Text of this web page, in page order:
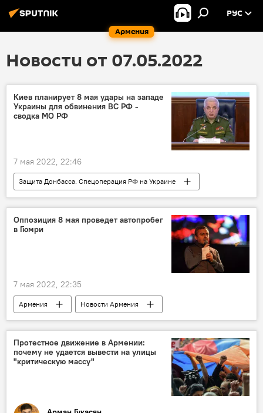
Армения
РУС
Новости от 07.05.2022
Киев планирует 8 мая удары на западе
Украины для обвинения ВС РФ -
сводка МО РФ
7 мая 2022, 22:46
Защита Донбасса. Спецоперация РФ на Украине
В мире
Киев МО
РФ
Украина
обвинения
удар
Сводка
Оппозиция 8 мая проведет автопробег
в Гюмри
7 мая 2022, 22:35
Армения
Новости Армения
оппозиция
автопробег
Гюмри
Политика
Общество
Протестное движение в Армении:
почему не удается вывести на улицы
"критическую массу"